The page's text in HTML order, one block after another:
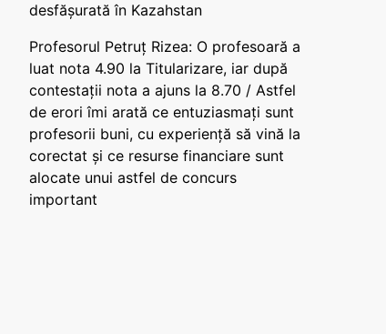
desfășurată în Kazahstan
Profesorul Petruț Rizea: O profesoară a
luat nota 4.90 la Titularizare, iar după
contestații nota a ajuns la 8.70 / Astfel
de erori îmi arată ce entuziasmați sunt
profesorii buni, cu experiență să vină la
corectat și ce resurse financiare sunt
alocate unui astfel de concurs
important